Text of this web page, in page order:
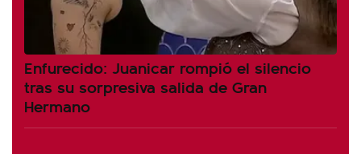
Enfurecido: Juanicar rompió el silencio
tras su sorpresiva salida de Gran
Hermano